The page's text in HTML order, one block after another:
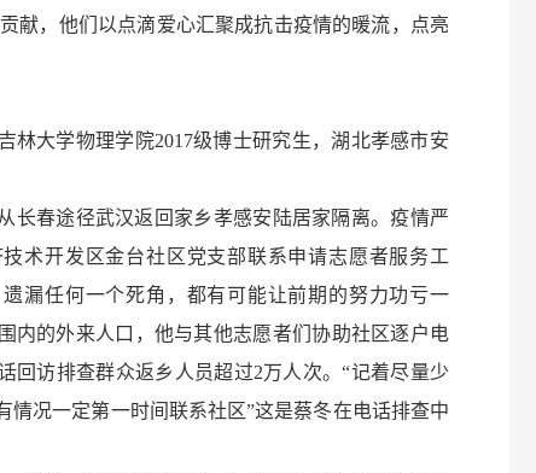
，他们以点滴爱心汇聚成抗击疫情的暖流，点亮
林大学物理学院2017级博士研究生，湖北孝感市安
春途径武汉返回家乡孝感安陆居家隔离。疫情严
术开发区金台社区党支部联系申请志愿者服务工
漏任何一个死角，都有可能让前期的努力功亏一
内的外来人口，他与其他志愿者们协助社区逐户电
回访排查群众返乡人员超过2万人次。“记着尽量少
情况一定第一时间联系社区”这是蔡冬在电话排查中